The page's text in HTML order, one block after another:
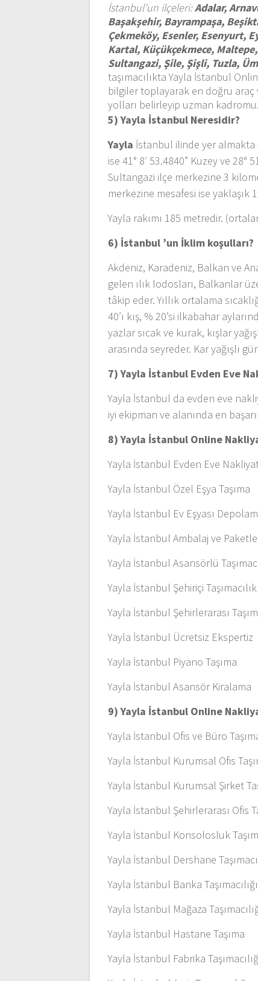
İstanbul’un ilçeleri:Adalar,
Başakşehir, Bayrampaşa,
Çekmeköy, Esenler, Esenyurt,
Kartal, Küçükçekmece,
Sultangazi, Şile, Şişli, Tuzla,
taşımacılıkta Yayla İstanbul
bilgiler toplayarak en doğru araç
yolları belirleyip uzman
5) Yayla İstanbul Neresidir?
Yayla İstanbul ilinde yer almakta
ise 41° 8′ 53.4840” Kuzey ve
Sultangazi ilçe merkezine 3
merkezine mesafesi ise yaklaşık
Yayla rakımı 185 metredir.
6) İstanbul ’un İklim koşulları?
Akdeniz, Karadeniz, Balkan ve
gelen ılık lodosları, Balkanlar
tâkip eder. Yıllık ortalama
40’ı kış, % 20’si ilkabahar
yazlar sıcak ve kurak, kışlar
arasında seyreder. Kar yağışlı
7) Yayla İstanbul Evden Eve
Yayla İstanbul da evden eve
iyi ekipman ve alanında en
8) Yayla İstanbul Online
Yayla İstanbul Evden Eve
Yayla İstanbul Özel Eşya Taşıma
Yayla İstanbul Ev Eşyası
Yayla İstanbul Ambalaj ve
Yayla İstanbul Asansörlü
Yayla İstanbul Şehiriçi Taşımacılık
Yayla İstanbul Şehirlerarası
Yayla İstanbul Ücretsiz Ekspertiz
Yayla İstanbul Piyano Taşıma
Yayla İstanbul Asansör Kiralama
9) Yayla İstanbul Online
Yayla İstanbul Ofis ve Büro
Yayla İstanbul Kurumsal Ofis
Yayla İstanbul Kurumsal Şirket
Yayla İstanbul Şehirlerarası Ofis
Yayla İstanbul Konsolosluk
Yayla İstanbul Dershane
Yayla İstanbul Banka Taşımacılığı
Yayla İstanbul Mağaza
Yayla İstanbul Hastane Taşıma
Yayla İstanbul Fabrika